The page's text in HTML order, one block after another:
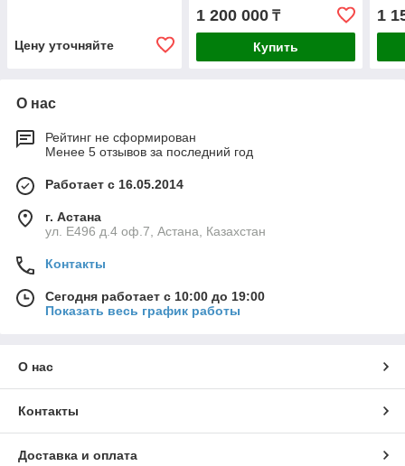
Цену уточняйте
1 200 000₸
Купить
1
О нас
Рейтинг не сформирован
Менее 5 отзывов за последний год
Работает с 16.05.2014
г. Астана
ул. Е496 д.4 оф.7, Астана, Казахстан
Контакты
Сегодня работает с 10:00 до 19:00
Показать весь график работы
О нас
Контакты
Доставка и оплата